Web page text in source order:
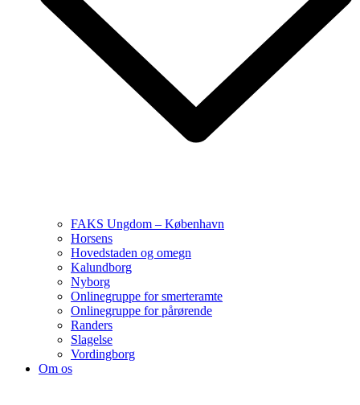
FAKS Ungdom – København
Horsens
Hovedstaden og omegn
Kalundborg
Nyborg
Onlinegruppe for smerteramte
Onlinegruppe for pårørende
Randers
Slagelse
Vordingborg
Om os